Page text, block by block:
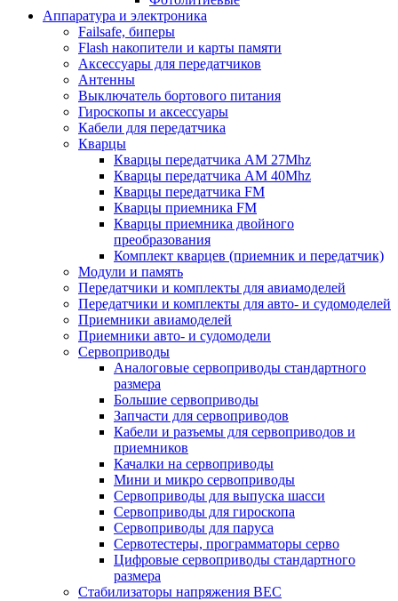
Аппаратура и электроника
Failsafe, биперы
Flash накопители и карты памяти
Аксессуары для передатчиков
Антенны
Выключатель бортового питания
Гироскопы и аксессуары
Кабели для передатчика
Кварцы
Кварцы передатчика AM 27Mhz
Кварцы передатчика AM 40Mhz
Кварцы передатчика FM
Кварцы приемника FM
Кварцы приемника двойного
преобразования
Комплект кварцев (приемник и передатчик)
Модули и память
Передатчики и комплекты для авиамоделей
Передатчики и комплекты для авто- и судомоделей
Приемники авиамоделей
Приемники авто- и судомодели
Сервоприводы
Аналоговые сервоприводы стандартного
размера
Большие сервоприводы
Запчасти для сервоприводов
Кабели и разъемы для сервоприводов и
приемников
Качалки на сервоприводы
Мини и микро сервоприводы
Сервоприводы для выпуска шасси
Сервоприводы для гироскопа
Сервоприводы для паруса
Сервотестеры, программаторы серво
Цифровые сервоприводы стандартного
размера
Стабилизаторы напряжения BEC